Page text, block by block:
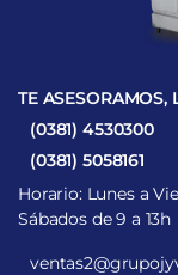
TE ASESORAMOS,
(0381) 4530300
(0381) 5058161
Horario: Lunes a
Sábados de 9 a 13h